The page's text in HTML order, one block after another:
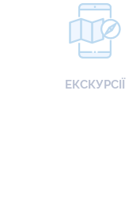
ЕКСКУРСІЇ